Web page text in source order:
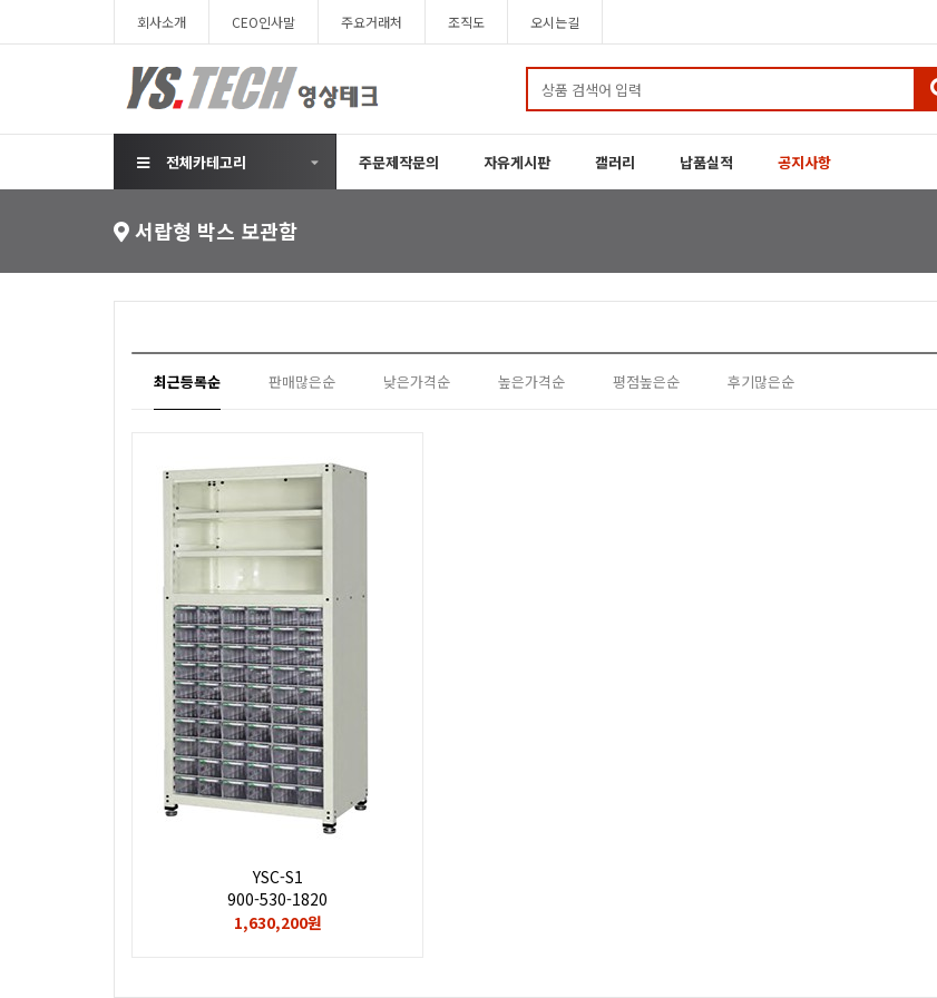
회사소개 CEO인사말 주요거래처 조직도 오시는길
전체카테고리 주문제작문의 자유게시판 갤러리 납품실적 공지사항
서랍형 박스 보관함
최근등록순 판매많은순 낮은가격순 높은가격순 평점높은순 후기많은순
YSC-S1
900-530-1820
1,630,200원